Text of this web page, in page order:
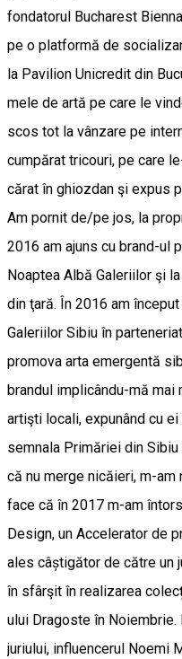
fondatorul Bucharest
pe o platformă de
la Pavilion Unicredit din
mele de artă pe care le
scos tot la vânzare pe
cumpărat tricouri, pe care
cărat în ghiozdan şi expus
Am pornit de/pe jos, la
2016 am ajuns cu brand-ul
Noaptea Albă Galeriilor şi
din ţară. În 2016 am
Galeriilor Sibiu în
promova arta emergentă
brandul implicându-mă
artişti locali, expunând cu
semnala Primăriei din
că nu merge nicăieri, m-
face că în 2017 m-am
Design, un Accelerator de
ales câștigător de către un
în sfârşit în realizarea
ului Dragoste în Noiembrie.
juriului, influencerul Noemi